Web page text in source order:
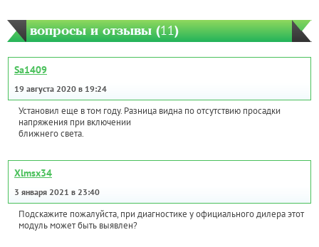
вопросы и отзывы (11)
Sa1409
19 августа 2020 в 19:24
Установил еще в том году. Разница видна по отсутствию просадки
напряжения при включении
ближнего света.
Xlmsx34
3 января 2021 в 23:40
Подскажите пожалуйста, при диагностике у официального дилера этот
модуль может быть выявлен?